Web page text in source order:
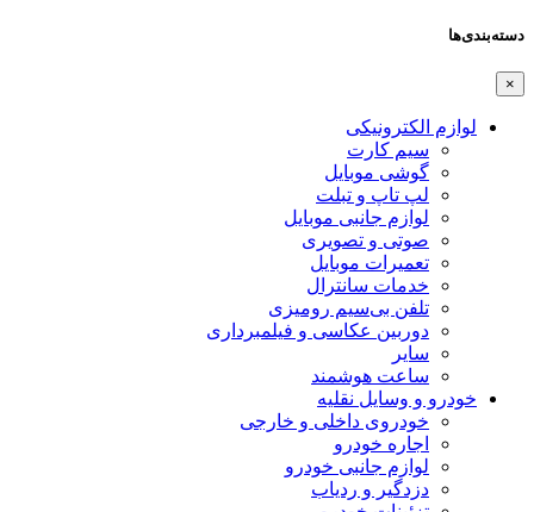
دسته‌بندی‌ها
×
لوازم الکترونیکی
سیم کارت
گوشی موبایل
لپ تاپ و تبلت
لوازم جانبی موبایل
صوتی و تصویری
تعمیرات موبایل
خدمات سانترال
تلفن بی‌سیم رومیزی
دوربین عکاسی و فیلمبرداری
سایر
ساعت هوشمند
خودرو و وسایل نقلیه
خودروی داخلی و خارجی
اجاره خودرو
لوازم جانبی خودرو
دزدگیر و ردیاب